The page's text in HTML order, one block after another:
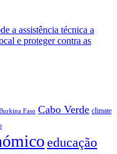
a assistência técnica a
e proteger contra as
Faso Cabo Verde climate
educação